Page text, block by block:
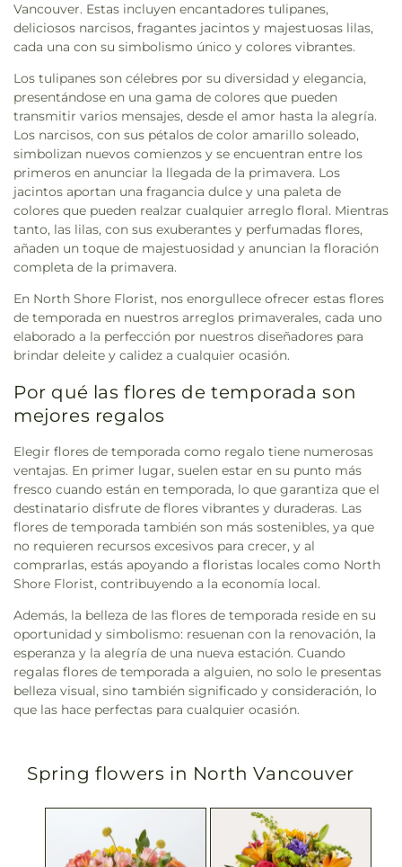
Vancouver. Estas incluyen encantadores tulipanes,
deliciosos narcisos, fragantes jacintos y majestuosas lilas,
cada una con su simbolismo único y colores vibrantes.
Los tulipanes son célebres por su diversidad y elegancia,
presentándose en una gama de colores que pueden
transmitir varios mensajes, desde el amor hasta la alegría.
Los narcisos, con sus pétalos de color amarillo soleado,
simbolizan nuevos comienzos y se encuentran entre los
primeros en anunciar la llegada de la primavera. Los
jacintos aportan una fragancia dulce y una paleta de
colores que pueden realzar cualquier arreglo floral. Mientras
tanto, las lilas, con sus exuberantes y perfumadas flores,
añaden un toque de majestuosidad y anuncian la floración
completa de la primavera.
En North Shore Florist, nos enorgullece ofrecer estas flores
de temporada en nuestros arreglos primaverales, cada uno
elaborado a la perfección por nuestros diseñadores para
brindar deleite y calidez a cualquier ocasión.
Por qué las flores de temporada son
mejores regalos
Elegir flores de temporada como regalo tiene numerosas
ventajas. En primer lugar, suelen estar en su punto más
fresco cuando están en temporada, lo que garantiza que el
destinatario disfrute de flores vibrantes y duraderas. Las
flores de temporada también son más sostenibles, ya que
no requieren recursos excesivos para crecer, y al
comprarlas, estás apoyando a floristas locales como North
Shore Florist, contribuyendo a la economía local.
Además, la belleza de las flores de temporada reside en su
oportunidad y simbolismo: resuenan con la renovación, la
esperanza y la alegría de una nueva estación. Cuando
regalas flores de temporada a alguien, no solo le presentas
belleza visual, sino también significado y consideración, lo
que las hace perfectas para cualquier ocasión.
Spring flowers in North Vancouver